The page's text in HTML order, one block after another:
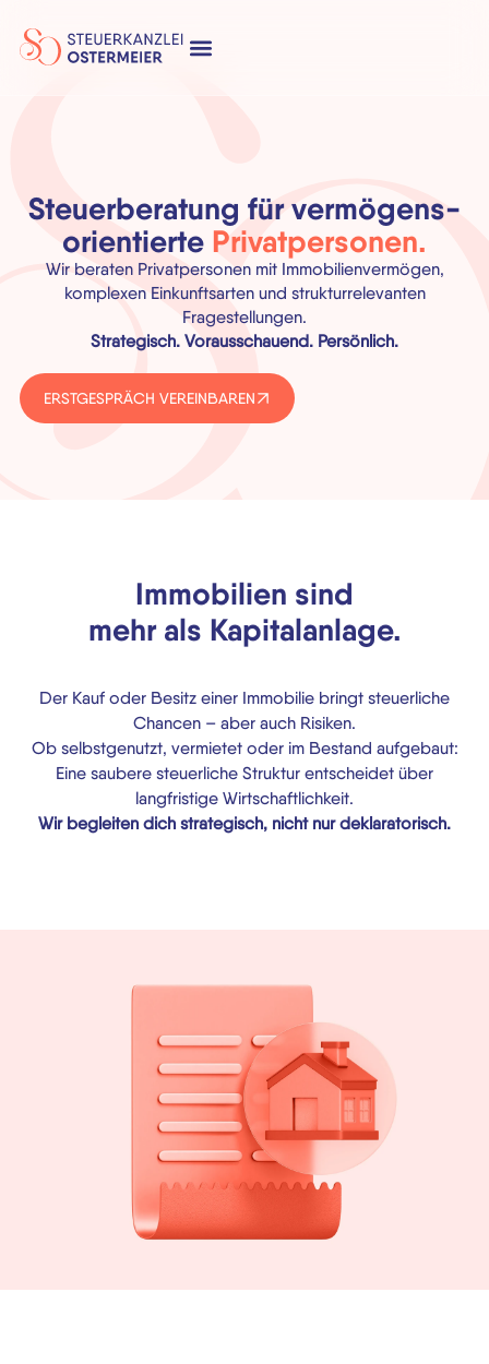
Steuerberatung für vermögens-
orientierte Privatpersonen.
Wir beraten Privatpersonen mit Immobilienvermögen,
komplexen Einkunftsarten und strukturrelevanten
Fragestellungen.
Strategisch. Vorausschauend. Persönlich.
ERSTGESPRÄCH VEREINBAREN
Immobilien sind
mehr als Kapitalanlage.
Der Kauf oder Besitz einer Immobilie bringt steuerliche
Chancen – aber auch Risiken.
Ob selbstgenutzt, vermietet oder im Bestand aufgebaut:
Eine saubere steuerliche Struktur entscheidet über
langfristige Wirtschaftlichkeit.
Wir begleiten dich strategisch, nicht nur deklaratorisch.